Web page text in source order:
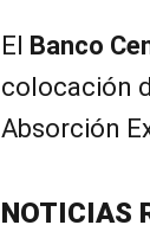
El Banco
colocación
Absorción
NOTICIAS